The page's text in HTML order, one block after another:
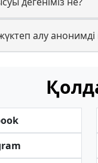
алу анонимді